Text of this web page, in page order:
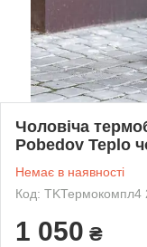
Чоловіча
Pobedov Teplo
Немає в наявності
Код: TKТермокомпл4
1 050 ₴